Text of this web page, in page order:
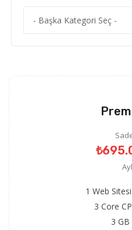
1 Web
3 Core
3 GB